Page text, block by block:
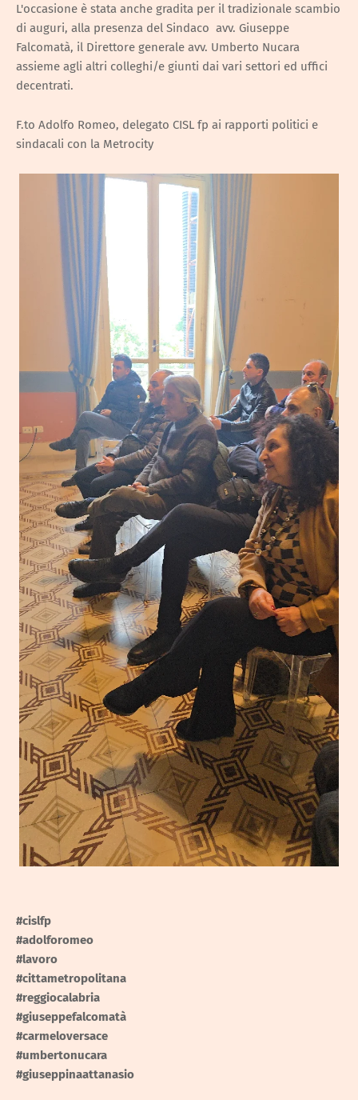
L'occasione è stata anche gradita per il tradizionale scambio
di auguri, alla presenza del Sindaco avv. Giuseppe
Falcomatà, il Direttore generale avv. Umberto Nucara
assieme agli altri colleghi/e giunti dai vari settori ed uffici
decentrati.
F.to Adolfo Romeo, delegato CISL fp ai rapporti politici e
sindacali con la Metrocity
#cislfp
#adolforomeo
#lavoro
#cittametropolitana
#reggiocalabria
#giuseppefalcomatà
#carmeloversace
#umbertonucara
#giuseppinaattanasio